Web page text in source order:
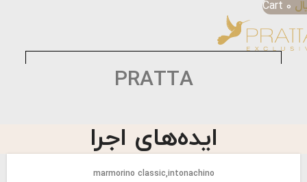
0
Cart
PRATTA
ایده‌های اجرا
intonachino
marmorino classic